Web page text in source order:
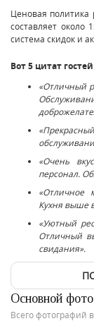
Ценовая политика
составляет около
система скидок и
Вот 5 цитат
«Отличный
«Очень
персонал.
«Отличное
Кухня выше
«Уютный
Отличный
свидания».
Основной
Всего фотографий